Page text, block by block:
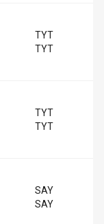
TYT
TYT
TYT
TYT
SAY
SAY